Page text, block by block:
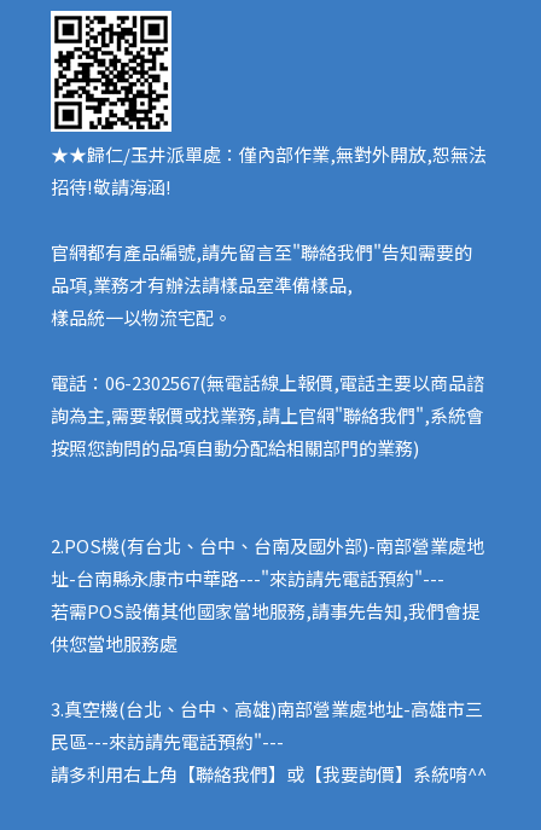
★★歸仁/玉井派單處：僅內部作業,無對外開放,恕無法
招待!敬請海涵!
官網都有產品編號,請先留言至"聯絡我們"告知需要的
品項,業務才有辦法請樣品室準備樣品,
樣品統一以物流宅配。
電話：06-2302567(無電話線上報價,電話主要以商品諮
詢為主,需要報價或找業務,請上官網"聯絡我們",系統會
按照您詢問的品項自動分配給相關部門的業務)
2.POS機(有台北、台中、台南及國外部)-南部營業處地
址-台南縣永康市中華路---"來訪請先電話預約"---
若需POS設備其他國家當地服務,請事先告知,我們會提
供您當地服務處
3.真空機(台北、台中、高雄)南部營業處地址-高雄市三
民區---來訪請先電話預約"---
請多利用右上角【聯絡我們】或【我要詢價】系統唷^^